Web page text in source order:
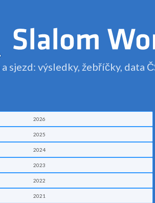
sjezd: výsledky, žebříčky, data
2026
2025
2024
2023
2022
2021